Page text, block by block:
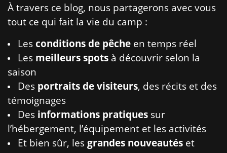
À travers ce blog, nous partagerons avec vous
tout ce qui fait la vie du camp :
Les conditions de pêche en temps réel
Les meilleurs spots à découvrir selon la
saison
Des portraits de visiteurs, des récits et des
témoignages
Des informations pratiques sur
l’hébergement, l’équipement et les activités
Et bien sûr, les grandes nouveautés et